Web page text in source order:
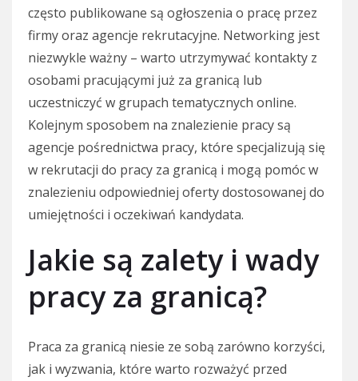
często publikowane są ogłoszenia o pracę przez
firmy oraz agencje rekrutacyjne. Networking jest
niezwykle ważny – warto utrzymywać kontakty z
osobami pracującymi już za granicą lub
uczestniczyć w grupach tematycznych online.
Kolejnym sposobem na znalezienie pracy są
agencje pośrednictwa pracy, które specjalizują się
w rekrutacji do pracy za granicą i mogą pomóc w
znalezieniu odpowiedniej oferty dostosowanej do
umiejętności i oczekiwań kandydata.
Jakie są zalety i wady
pracy za granicą?
Praca za granicą niesie ze sobą zarówno korzyści,
jak i wyzwania, które warto rozważyć przed